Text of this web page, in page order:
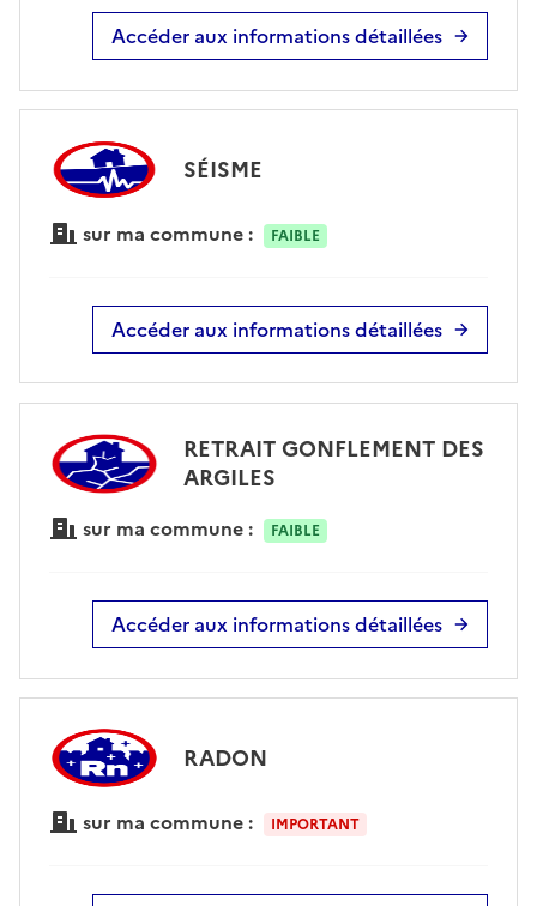
Accéder aux informations détaillées
SÉISME
sur ma commune : FAIBLE
Accéder aux informations détaillées
RETRAIT GONFLEMENT DES
ARGILES
sur ma commune : FAIBLE
Accéder aux informations détaillées
RADON
sur ma commune : IMPORTANT